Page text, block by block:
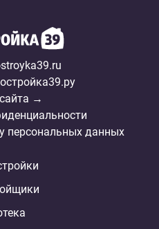
→
персональных данных